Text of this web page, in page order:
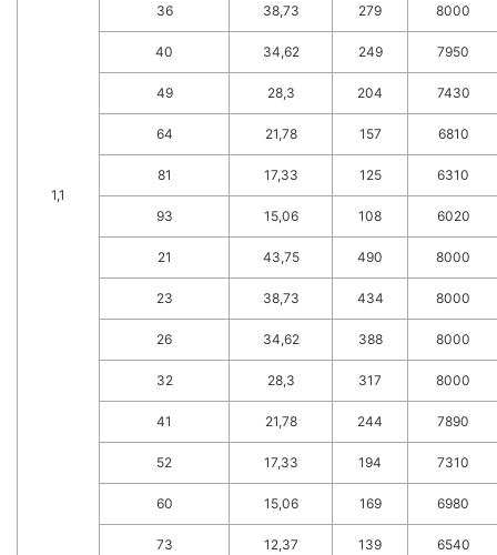
1,1
36 38,73 279 8000
40 34,62 249 7950
49 28,3 204 7430
64 21,78 157 6810
81 17,33 125 6310
93 15,06 108 6020
21 43,75 490 8000
23 38,73 434 8000
26 34,62 388 8000
32 28,3 317 8000
41 21,78 244 7890
52 17,33 194 7310
60 15,06 169 6980
73 12,37 139 6540